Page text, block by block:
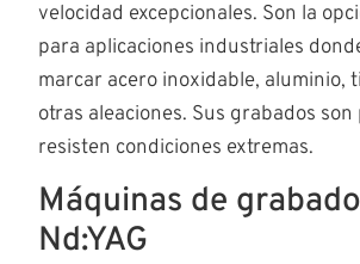
velocidad excepcionales. Son la
para aplicaciones industriales
marcar acero inoxidable, aluminio,
otras aleaciones. Sus grabados
resisten condiciones extremas.
Máquinas de
Nd:YAG